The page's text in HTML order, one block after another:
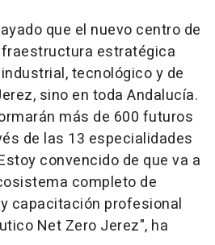
que el nuevo centro de
estratégica
tecnológico y de
sino en toda Andalucía.
más de 600 futuros
de las 13 especialidades
convencido de que va a
completo de
capacitación profesional
Net Zero Jerez", ha